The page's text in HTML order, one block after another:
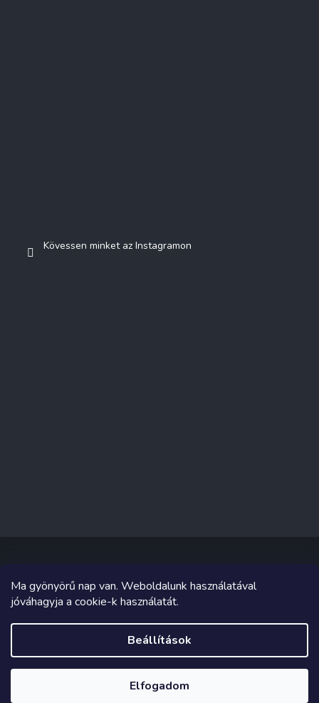
Ma gyönyörű nap van. Weboldalunk használatával
jóváhagyja a cookie-k használatát.
Beállítások
Elfogadom
Kövessen minket az Instagramon
Copyright 2026 Sakküzlet. Minden jog fenntartva.
Grafika és megvalósítás innen Tomáš Hlad&Shoptetak.cz.
Shoptet készítette